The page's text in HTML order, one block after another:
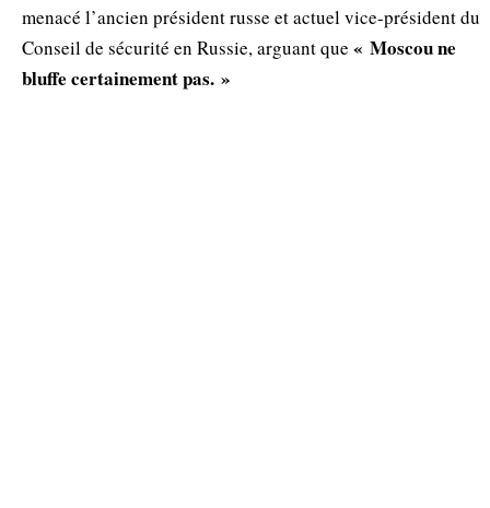
menacé l’ancien président russe et actuel vice-président du
Conseil de sécurité en Russie, arguant que « Moscou ne
bluffe certainement pas. »